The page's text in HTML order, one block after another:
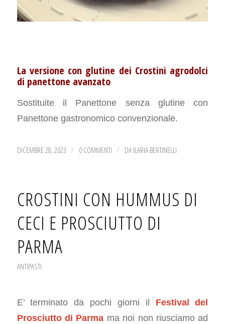
La versione con glutine dei Crostini agrodolci
di panettone avanzato
Sostituite il Panettone senza glutine con
Panettone gastronomico convenzionale.
DICEMBRE 28, 2023 / 0 COMMENTI / DA ILARIA BERTINELLI
CROSTINI CON HUMMUS DI
CECI E PROSCIUTTO DI
PARMA
ANTIPASTI
E’ terminato da pochi giorni il Festival del
Prosciutto di Parma ma noi non riusciamo ad